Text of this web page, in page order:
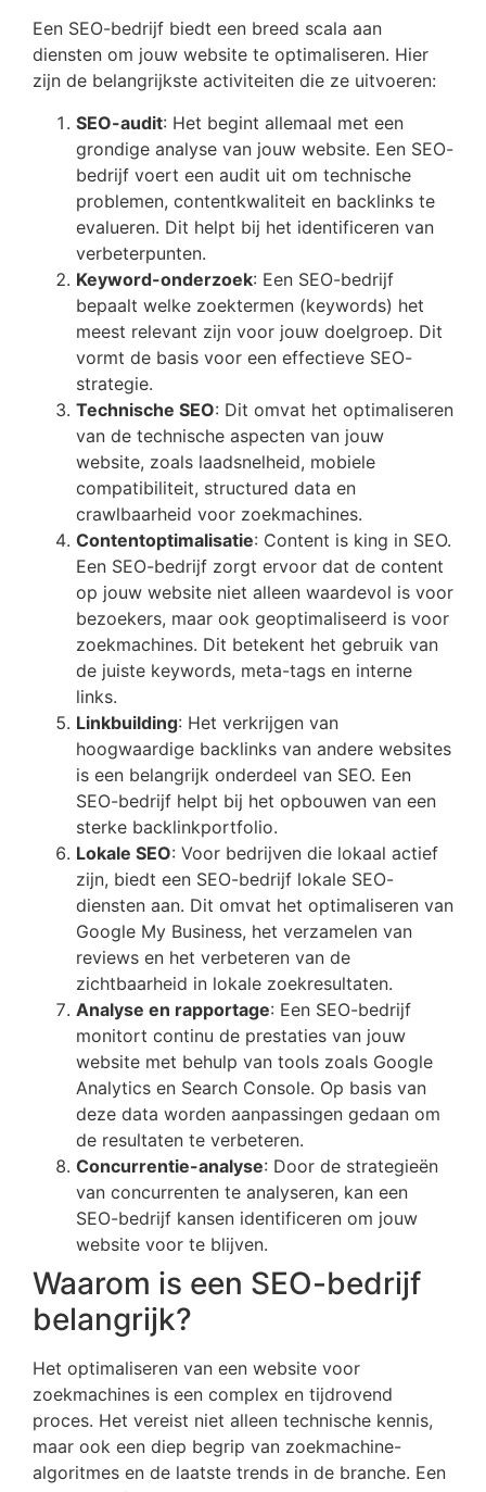
Een SEO-bedrijf biedt een breed scala aan
diensten om jouw website te optimaliseren. Hier
zijn de belangrijkste activiteiten die ze uitvoeren:
SEO-audit: Het begint allemaal met een
grondige analyse van jouw website. Een SEO-
bedrijf voert een audit uit om technische
problemen, contentkwaliteit en backlinks te
evalueren. Dit helpt bij het identificeren van
verbeterpunten.
Keyword-onderzoek: Een SEO-bedrijf
bepaalt welke zoektermen (keywords) het
meest relevant zijn voor jouw doelgroep. Dit
vormt de basis voor een effectieve SEO-
strategie.
Technische SEO: Dit omvat het optimaliseren
van de technische aspecten van jouw
website, zoals laadsnelheid, mobiele
compatibiliteit, structured data en
crawlbaarheid voor zoekmachines.
Contentoptimalisatie: Content is king in SEO.
Een SEO-bedrijf zorgt ervoor dat de content
op jouw website niet alleen waardevol is voor
bezoekers, maar ook geoptimaliseerd is voor
zoekmachines. Dit betekent het gebruik van
de juiste keywords, meta-tags en interne
links.
Linkbuilding: Het verkrijgen van
hoogwaardige backlinks van andere websites
is een belangrijk onderdeel van SEO. Een
SEO-bedrijf helpt bij het opbouwen van een
sterke backlinkportfolio.
Lokale SEO: Voor bedrijven die lokaal actief
zijn, biedt een SEO-bedrijf lokale SEO-
diensten aan. Dit omvat het optimaliseren van
Google My Business, het verzamelen van
reviews en het verbeteren van de
zichtbaarheid in lokale zoekresultaten.
Analyse en rapportage: Een SEO-bedrijf
monitort continu de prestaties van jouw
website met behulp van tools zoals Google
Analytics en Search Console. Op basis van
deze data worden aanpassingen gedaan om
de resultaten te verbeteren.
Concurrentie-analyse: Door de strategieën
van concurrenten te analyseren, kan een
SEO-bedrijf kansen identificeren om jouw
website voor te blijven.
Waarom is een SEO-bedrijf
belangrijk?
Het optimaliseren van een website voor
zoekmachines is een complex en tijdrovend
proces. Het vereist niet alleen technische kennis,
maar ook een diep begrip van zoekmachine-
algoritmes en de laatste trends in de branche. Een